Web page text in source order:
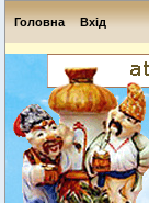
Головна Вхід